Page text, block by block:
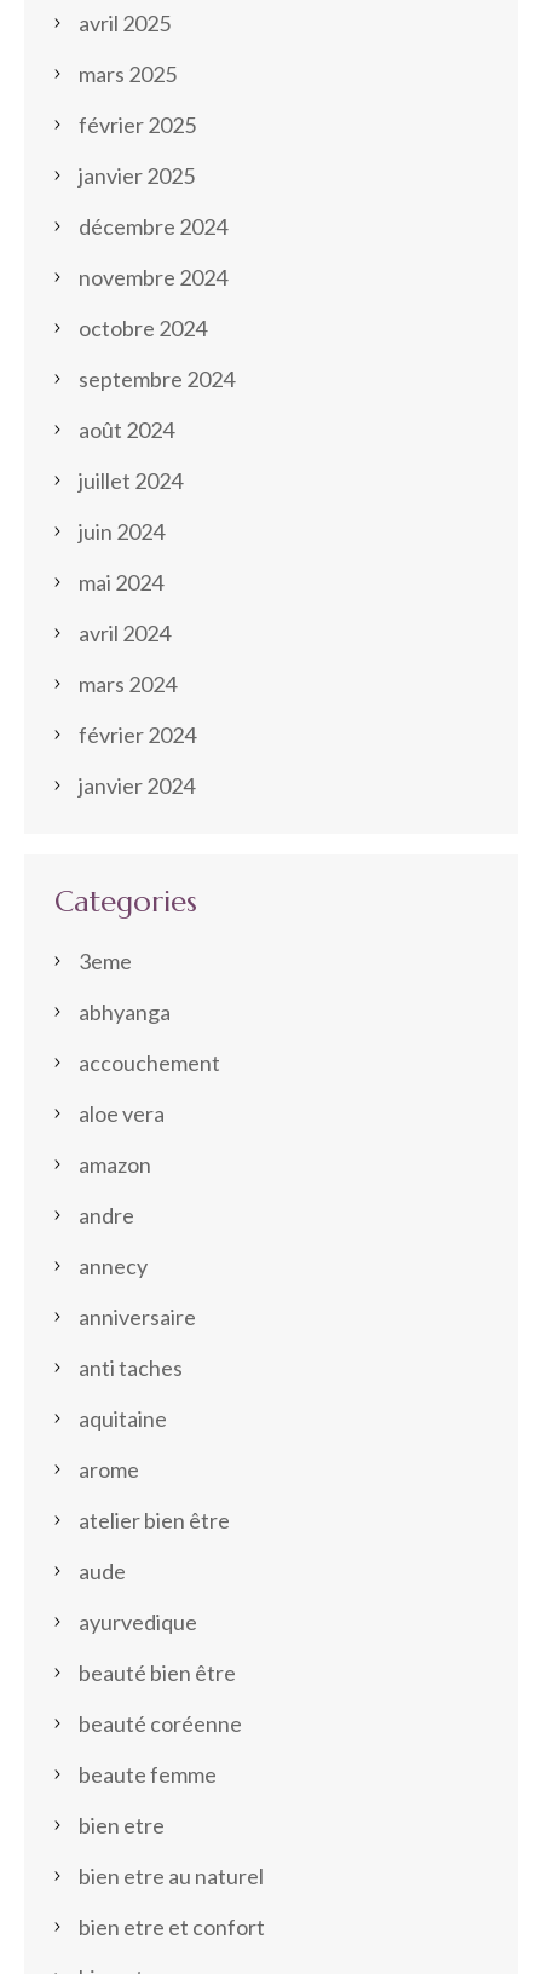
avril 2025
mars 2025
février 2025
janvier 2025
décembre 2024
novembre 2024
octobre 2024
septembre 2024
août 2024
juillet 2024
juin 2024
mai 2024
avril 2024
mars 2024
février 2024
janvier 2024
Categories
3eme
abhyanga
accouchement
aloe vera
amazon
andre
annecy
anniversaire
anti taches
aquitaine
arome
atelier bien être
aude
ayurvedique
beauté bien être
beauté coréenne
beaute femme
bien etre
bien etre au naturel
bien etre et confort